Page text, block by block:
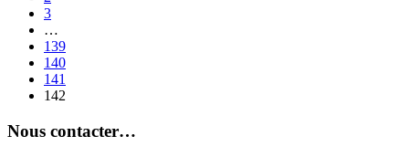
3
…
139
140
141
142
Nous contacter…